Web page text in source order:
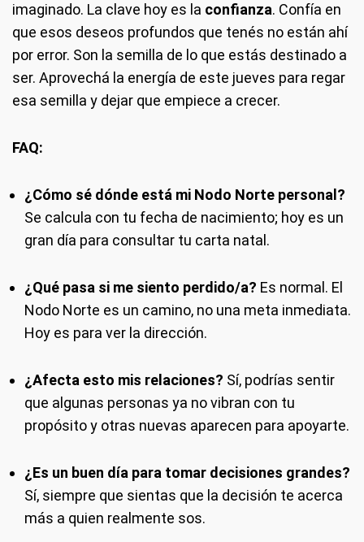
imaginado. La clave hoy es la confianza. Confía en
que esos deseos profundos que tenés no están ahí
por error. Son la semilla de lo que estás destinado a
ser. Aprovechá la energía de este jueves para regar
esa semilla y dejar que empiece a crecer.
FAQ:
¿Cómo sé dónde está mi Nodo Norte personal?
Se calcula con tu fecha de nacimiento; hoy es un
gran día para consultar tu carta natal.
¿Qué pasa si me siento perdido/a? Es normal. El
Nodo Norte es un camino, no una meta inmediata.
Hoy es para ver la dirección.
¿Afecta esto mis relaciones? Sí, podrías sentir
que algunas personas ya no vibran con tu
propósito y otras nuevas aparecen para apoyarte.
¿Es un buen día para tomar decisiones grandes?
Sí, siempre que sientas que la decisión te acerca
más a quien realmente sos.